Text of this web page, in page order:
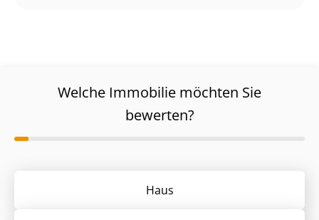
Welche Immobilie möchten Sie
bewerten?
Haus